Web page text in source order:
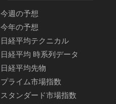
今週の予想
今年の予想
日経平均テクニカル
日経平均 時系列データ
日経平均先物
プライム市場指数
スタンダード市場指数